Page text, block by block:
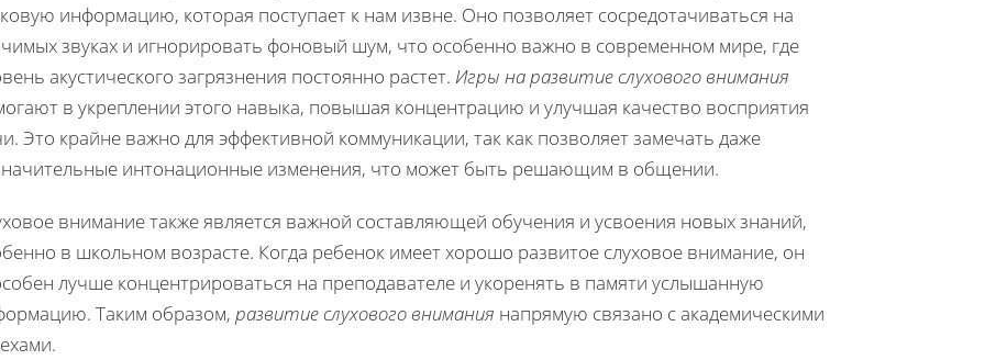
информацию, которая поступает к нам извне. Оно позволяет сосредотачиваться на
звуках и игнорировать фоновый шум, что особенно важно в современном мире, где
акустического загрязнения постоянно растет. Игры на развитие слухового внимания
в укреплении этого навыка, повышая концентрацию и улучшая качество восприятия
Это крайне важно для эффективной коммуникации, так как позволяет замечать даже
интонационные изменения, что может быть решающим в общении.
внимание также является важной составляющей обучения и усвоения новых знаний,
в школьном возрасте. Когда ребенок имеет хорошо развитое слуховое внимание, он
лучше концентрироваться на преподавателе и укоренять в памяти услышанную
Таким образом, развитие слухового внимания напрямую связано с академическими